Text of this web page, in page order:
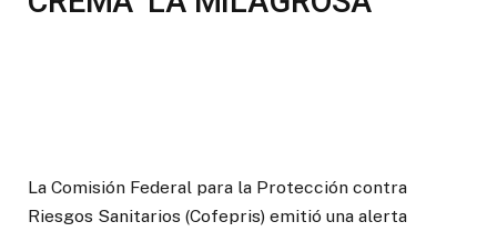
La Comisión Federal para la Protección contra
Riesgos Sanitarios (Cofepris) emitió una alerta